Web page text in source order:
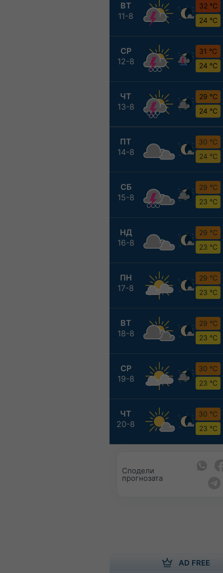
ВТ
11-8
32 °C
24 °C
СР
12-8
31 °C
24 °C
ЧТ
13-8
29 °C
24 °C
ПТ
14-8
30 °C
24 °C
СБ
15-8
29 °C
23 °C
НД
16-8
29 °C
23 °C
ПН
17-8
29 °C
23 °C
ВТ
18-8
29 °C
23 °C
СР
19-8
30 °C
23 °C
ЧТ
20-8
30 °C
23 °C
Сподели
прогнозата
AD FREE